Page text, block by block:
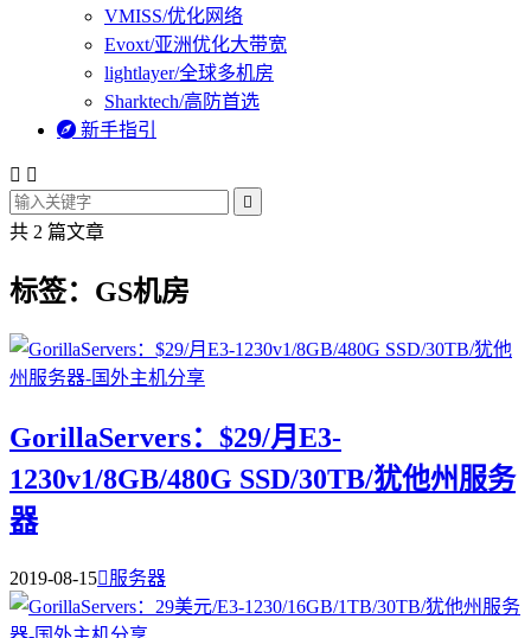
VMISS/优化网络
Evoxt/亚洲优化大带宽
lightlayer/全球多机房
Sharktech/高防首选
 新手指引
 

共 2 篇文章
标签：GS机房
GorillaServers：$29/月E3-
1230v1/8GB/480G SSD/30TB/犹他州服务
器
2019-08-15服务器